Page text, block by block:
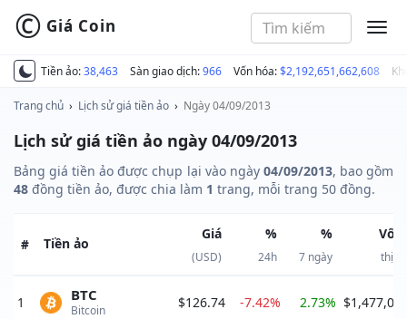
Tiền ảo:38,463 Sàn giao dịch:966 Vốn hóa:$2,192,651,662,608
© Giá Coin
Trang chủ › Lịch sử giá tiền ảo › Ngày 04/09/2013
Lịch sử giá tiền ảo ngày 04/09/2013
Bảng giá tiền ảo được chụp lại vào ngày 04/09/2013, bao gồm
48 đồng tiền ảo, được chia làm 1 trang, mỗi trang 50 đồng.
# Tiền ảo
Giá
(USD)
%
24h
%
7 ngày
Vốn
thị
1 Bitcoin
BTC $126.74 -7.42% 2.73%